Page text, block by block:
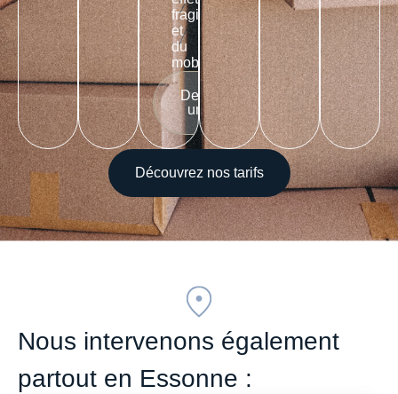
fragiles
et
du
mobilier
Demander
un devis
Découvrez nos tarifs
Nous intervenons également
partout en Essonne :